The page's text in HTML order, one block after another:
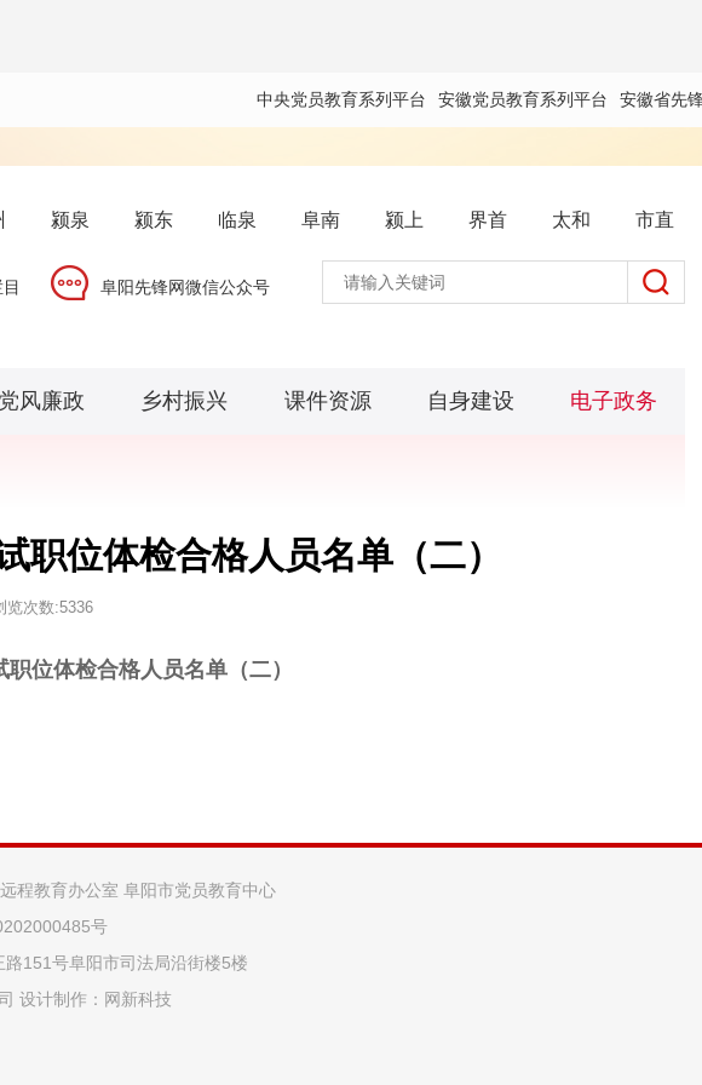
中央党员教育系列平台 安徽党员教育系列平台 安徽省先
颍泉 颍东 临泉 阜南 颍上 界首 太和 市直
阜阳先锋网微信公众号
党风廉政 乡村振兴 课件资源 自身建设 电子政务
位体检合格人员名单（二）
览次数:5336
位体检合格人员名单（二）
程教育办公室 阜阳市党员教育中心
号
151号阜阳市司法局沿街楼5楼
设计制作： 网新科技